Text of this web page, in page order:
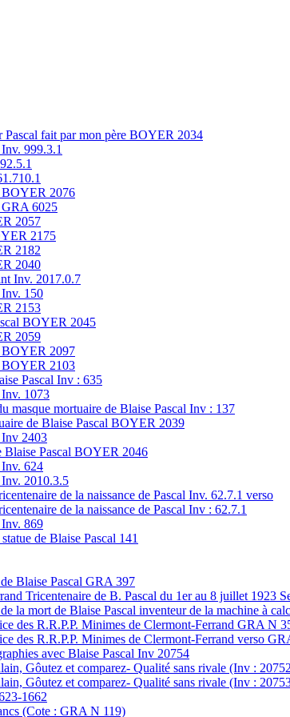
Pascal fait par mon père BOYER 2034
999.3.1
BOYER 2076
GRA 6025
2057
2175
2182
2040
Inv. 2017.0.7
Inv. 150
2153
BOYER 2045
2059
BOYER 2097
BOYER 2103
Pascal Inv : 635
1073
masque mortuaire de Blaise Pascal Inv : 137
de Blaise Pascal BOYER 2039
Inv 2403
Blaise Pascal BOYER 2046
Inv. 624
2010.3.5
de la naissance de Pascal Inv. 62.7.1 verso
de la naissance de Pascal Inv : 62.7.1
Inv. 869
de Blaise Pascal 141
Blaise Pascal GRA 397
Tricentenaire de B. Pascal du 1er au 8 juillet 1923
la mort de Blaise Pascal inventeur de la machine à
des R.R.P.P. Minimes de Clermont-Ferrand GRA N
des R.R.P.P. Minimes de Clermont-Ferrand verso
avec Blaise Pascal Inv 20754
Gôutez et comparez- Qualité sans rivale (Inv :
Gôutez et comparez- Qualité sans rivale (Inv :
1662
(Cote : GRA N 119)